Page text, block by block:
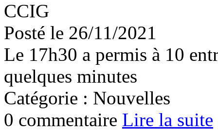
CCIG
Posté le 26/11/2021
Le 17h30 a permis à 10
quelques minutes
Catégorie : Nouvelles
0 commentaire Lire la suite